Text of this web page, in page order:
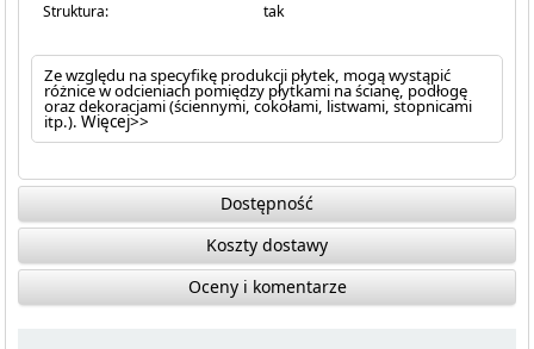
Struktura: tak
Ze względu na specyfikę produkcji płytek, mogą wystąpić
różnice w odcieniach pomiędzy płytkami na ścianę, podłogę
oraz dekoracjami (ściennymi, cokołami, listwami, stopnicami
itp.).Więcej>>
Dostępność
Koszty dostawy
Oceny i komentarze